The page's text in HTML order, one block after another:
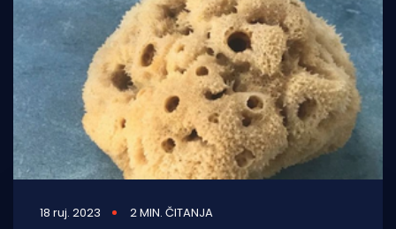
18 ruj. 2023 2 MIN. ČITANJA